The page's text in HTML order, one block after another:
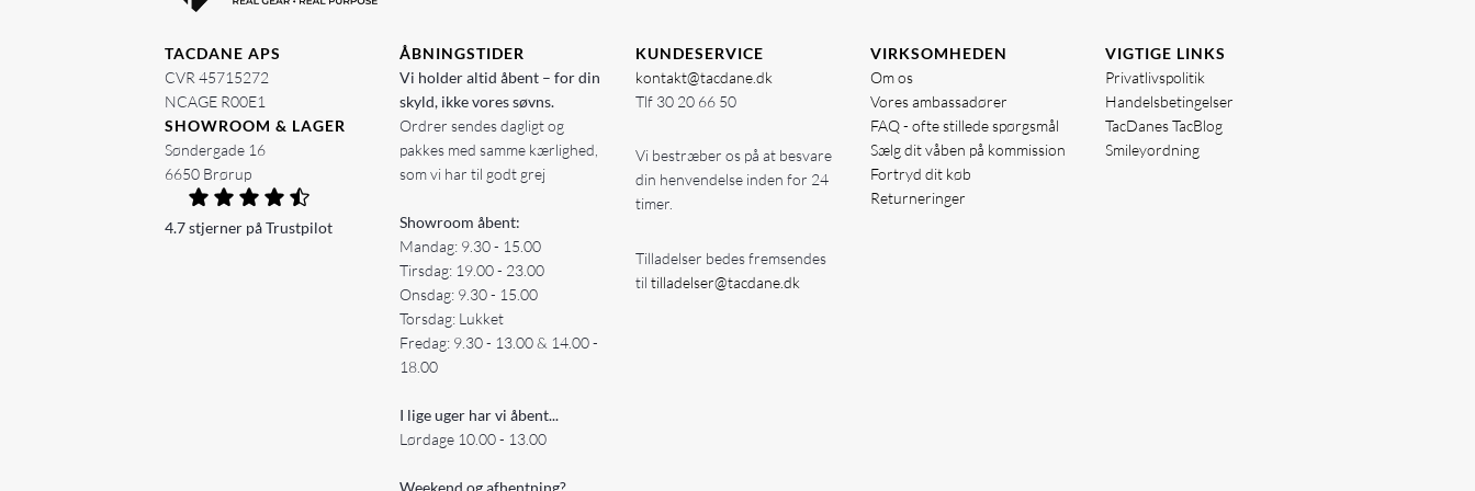
TACDANE APS
CVR 45715272
NCAGE R00E1
SHOWROOM & LAGER
Søndergade 16
6650 Brørup
4.7 stjerner på Trustpilot
ÅBNINGSTIDER
Vi holder altid åbent – for din
skyld, ikke vores søvns.
Ordrer sendes dagligt og
pakkes med samme kærlighed,
som vi har til godt grej
Showroom åbent:
Mandag: 9.30 - 15.00
Tirsdag: 19.00 - 23.00
Onsdag: 9.30 - 15.00
Torsdag: Lukket
Fredag: 9.30 - 13.00 & 14.00 -
18.00
I lige uger har vi åbent...
Lørdage 10.00 - 13.00
Weekend og afhentning?
KUNDESERVICE
kontakt@tacdane.dk
Tlf 30 20 66 50
Vi bestræber os på at besvare
din henvendelse inden for 24
timer.
Tilladelser bedes fremsendes
til tilladelser@tacdane.dk
VIRKSOMHEDEN
Om os
Vores ambassadører
FAQ - ofte stillede spørgsmål
Sælg dit våben på kommission
Fortryd dit køb
Returneringer
VIGTIGE LINKS
Privatlivspolitik
Handelsbetingelser
TacDanes TacBlog
Smileyordning